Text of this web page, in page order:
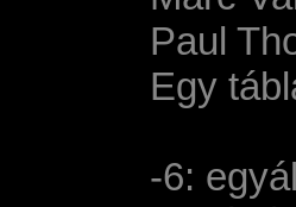
Paul
Egy
-6: